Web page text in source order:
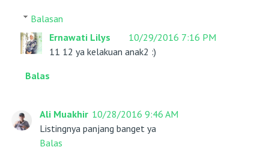
Balasan
Ernawati Lilys
10/29/2016 7:16 PM
11 12 ya kelakuan anak2 :)
Balas
Ali Muakhir 10/28/2016 9:46 AM
Listingnya panjang banget ya
Balas